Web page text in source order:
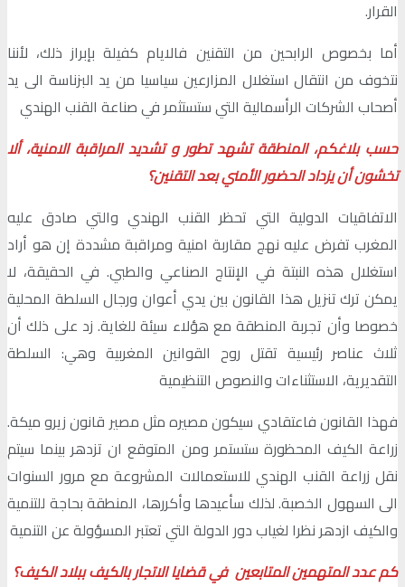
القرار.
أما بخصوص الرابحين من التقنين فالايام كفيلة بإبراز ذلك، لأننا
نتخوف من انتقال استغلال المزارعين سياسيا من يد البزناسة الى يد
أصحاب الشركات الرأسمالية التي ستستثمر في صناعة القنب الهندي
حسب بلاغكم، المنطقة تشهد تطور و تشديد المراقبة الامنية، ألا
تخشون أن يزداد الحضور الأمني بعد التقنين؟
الاتفاقيات الدولية التي تحظر القنب الهندي والتي صادق عليه
المغرب تفرض عليه نهج مقاربة امنية ومراقبة مشددة إن هو أراد
استغلال هذه النبتة في الإنتاج الصناعي والطبي. في الحقيقة، لا
يمكن ترك تنزيل هذا القانون بين يدي أعوان ورجال السلطة المحلية
خصوصا وأن تجربة المنطقة مع هؤلاء سيئة للغاية. زد على ذلك أن
ثلاث عناصر رئيسية تقتل روح القوانين المغربية وهي: السلطة
التقديرية، الاستثناءات والنصوص التنظيمية
فهذا القانون فاعتقادي سيكون مصيره مثل مصير قانون زيرو ميكة.
زراعة الكيف المحظورة ستستمر ومن المتوقع ان تزدهر بينما سيتم
نقل زراعة القنب الهندي للاستعمالات المشروعة مع مرور السنوات
الى السهول الخصبة. لذلك سأعيدها وأكررها، المنطقة بحاجة للتنمية
والكيف ازدهر نظرا لغياب دور الدولة التي تعتبر المسؤولة عن التنمية
كم عدد المتهمين المتابعين في قضايا الاتجار بالكيف ببلاد الكيف؟